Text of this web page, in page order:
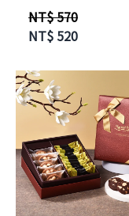
NT$ 570
NT$ 520